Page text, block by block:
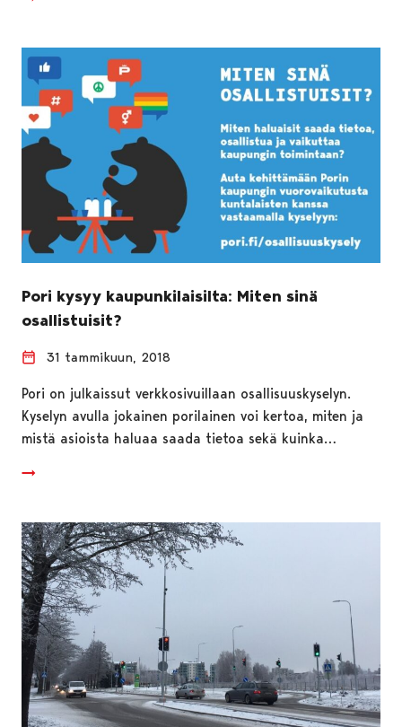
Pori kysyy kaupunkilaisilta: Miten sinä
osallistuisit?
31 tammikuun, 2018
Pori on julkaissut verkkosivuillaan osallisuuskyselyn.
Kyselyn avulla jokainen porilainen voi kertoa, miten ja
mistä asioista haluaa saada tietoa sekä kuinka…